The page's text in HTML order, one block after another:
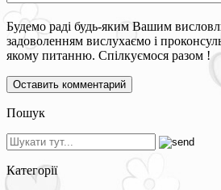
Будемо раді будь-яким Вашим
задоволенням вислухаємо і
якому питанню. Спілкуємося разом !
Пошук
Категорії